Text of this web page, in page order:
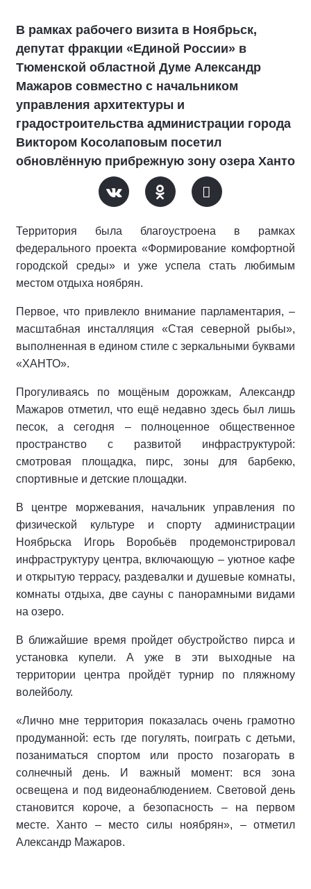
В рамках рабочего визита в Ноябрьск,
депутат фракции «Единой России» в
Тюменской областной Думе Александр
Мажаров совместно с начальником
управления архитектуры и
градостроительства администрации города
Виктором Косолаповым посетил
обновлённую прибрежную зону озера Ханто
Территория была благоустроена в рамках
федерального проекта «Формирование комфортной
городской среды» и уже успела стать любимым
местом отдыха ноябрян.
Первое, что привлекло внимание парламентария, –
масштабная инсталляция «Стая северной рыбы»,
выполненная в едином стиле с зеркальными буквами
«ХАНТО».
Прогуливаясь по мощёным дорожкам, Александр
Мажаров отметил, что ещё недавно здесь был лишь
песок, а сегодня – полноценное общественное
пространство с развитой инфраструктурой:
смотровая площадка, пирс, зоны для барбекю,
спортивные и детские площадки.
В центре моржевания, начальник управления по
физической культуре и спорту администрации
Ноябрьска Игорь Воробьёв продемонстрировал
инфраструктуру центра, включающую – уютное кафе
и открытую террасу, раздевалки и душевые комнаты,
комнаты отдыха, две сауны с панорамными видами
на озеро.
В ближайшие время пройдет обустройство пирса и
установка купели. А уже в эти выходные на
территории центра пройдёт турнир по пляжному
волейболу.
«Лично мне территория показалась очень грамотно
продуманной: есть где погулять, поиграть с детьми,
позаниматься спортом или просто позагорать в
солнечный день. И важный момент: вся зона
освещена и под видеонаблюдением. Световой день
становится короче, а безопасность – на первом
месте. Ханто – место силы ноябрян», – отметил
Александр Мажаров.